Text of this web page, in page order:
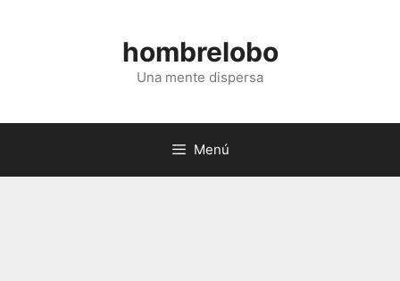
hombrelobo
Una mente dispersa
Menú